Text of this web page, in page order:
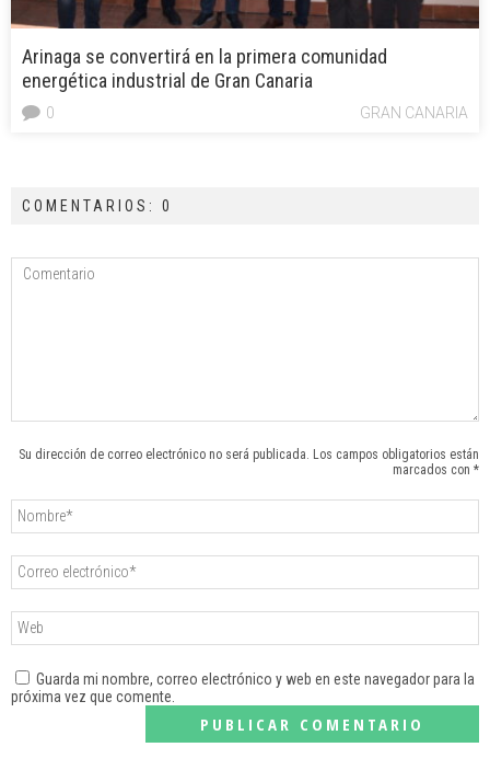
Arinaga se convertirá en la primera comunidad
energética industrial de Gran Canaria
GRAN CANARIA
0
COMENTARIOS: 0
Su dirección de correo electrónico no será publicada. Los campos obligatorios están
marcados con *
Guarda mi nombre, correo electrónico y web en este navegador para la
próxima vez que comente.